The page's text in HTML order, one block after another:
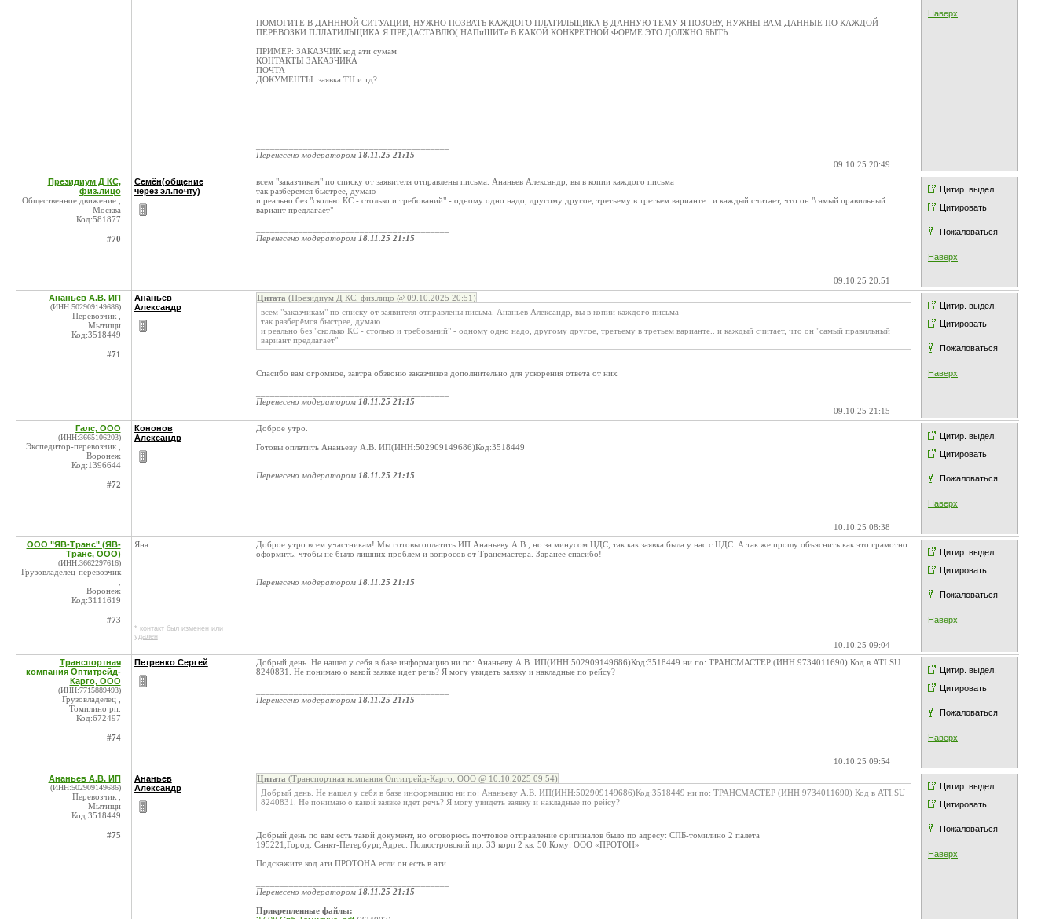
Наверх
ПОМОГИТЕ В ДАНННОЙ СИТУАЦИИ, НУЖНО ПОЗВАТЬ КАЖДОГО ПЛАТИЛЬЩИКА В ДАННУЮ ТЕМУ Я ПОЗОВУ, НУЖНЫ ВАМ ДАННЫЕ ПО КАЖДОЙ
ПЕРЕВОЗКИ ПЛЛАТИЛЬЩИКА Я ПРЕДАСТАВЛЮ( НАПиШИТе В КАКОЙ КОНКРЕТНОЙ ФОРМЕ ЭТО ДОЛЖНО БЫТЬ
ПРИМЕР: ЗАКАЗЧИК код ати сумам
КОНТАКТЫ ЗАКАЗЧИКА
ПОЧТА
ДОКУМЕНТЫ: заявка ТН и тд?
Перенесено модератором 18.11.25 21:15
09.10.25 20:49
Цитир. выдел.
Цитировать
Пожаловаться
Наверх
Президиум Д КС,
физ.лицо
Общественное движение ,
Москва
Код:581877
#70
Семён(общение
через эл.почту)
всем "заказчикам" по списку от заявителя отправлены письма. Ананьев Александр, вы в копии каждого письма
так разберёмся быстрее, думаю
и реально без "сколько КС - столько и требований" - одному одно надо, другому другое, третьему в третьем варианте.. и каждый считает, что он "самый правильный
вариант предлагает"
Перенесено модератором 18.11.25 21:15
09.10.25 20:51
Цитир. выдел.
Цитировать
Пожаловаться
Наверх
Ананьев А.В. ИП
(ИНН:502909149686)
Перевозчик ,
Мытищи
Код:3518449
#71
Ананьев
Александр
Цитата (Президиум Д КС, физ.лицо @ 09.10.2025 20:51)
всем "заказчикам" по списку от заявителя отправлены письма. Ананьев Александр, вы в копии каждого письма
так разберёмся быстрее, думаю
и реально без "сколько КС - столько и требований" - одному одно надо, другому другое, третьему в третьем варианте.. и каждый считает, что он "самый правильный
вариант предлагает"
Спасибо вам огромное, завтра обзвоню заказчиков дополнительно для ускорения ответа от них
Перенесено модератором 18.11.25 21:15
09.10.25 21:15
Цитир. выдел.
Цитировать
Пожаловаться
Наверх
Галс, ООО
(ИНН:3665106203)
Экспедитор-перевозчик ,
Воронеж
Код:1396644
#72
Кононов
Александр
Доброе утро.
Готовы оплатить Ананьеву А.В. ИП(ИНН:502909149686)Код:3518449
Перенесено модератором 18.11.25 21:15
10.10.25 08:38
Цитир. выдел.
Цитировать
Пожаловаться
Наверх
ООО "ЯВ-Транс" (ЯВ-
Транс, ООО)
(ИНН:3662297616)
Грузовладелец-перевозчик
Воронеж
Код:3111619
#73
Яна
* контакт был изменен или
удален
Доброе утро всем участникам! Мы готовы оплатить ИП Ананьеву А.В., но за минусом НДС, так как заявка была у нас с НДС. А так же прошу объяснить как это грамотно
оформить, чтобы не было лишних проблем и вопросов от Трансмастера. Заранее спасибо!
Перенесено модератором 18.11.25 21:15
10.10.25 09:04
Цитир. выдел.
Цитировать
Пожаловаться
Наверх
Транспортная
компания Оптитрейд-
Карго, ООО
(ИНН:7715889493)
Грузовладелец ,
Томилино рп.
Код:672497
#74
Петренко Сергей
Добрый день. Не нашел у себя в базе информацию ни по: Ананьеву А.В. ИП(ИНН:502909149686)Код:3518449 ни по: ТРАНСМАСТЕР (ИНН 9734011690) Код в ATI.SU
8240831. Не понимаю о какой заявке идет речь? Я могу увидеть заявку и накладные по рейсу?
Перенесено модератором 18.11.25 21:15
10.10.25 09:54
Цитир. выдел.
Цитировать
Пожаловаться
Наверх
Ананьев А.В. ИП
(ИНН:502909149686)
Перевозчик ,
Мытищи
Код:3518449
#75
Ананьев
Александр
Цитата (Транспортная компания Оптитрейд-Карго, ООО @ 10.10.2025 09:54)
Добрый день. Не нашел у себя в базе информацию ни по: Ананьеву А.В. ИП(ИНН:502909149686)Код:3518449 ни по: ТРАНСМАСТЕР (ИНН 9734011690) Код в ATI.SU
8240831. Не понимаю о какой заявке идет речь? Я могу увидеть заявку и накладные по рейсу?
Добрый день по вам есть такой документ, но оговорюсь почтовое отправление оригиналов было по адресу: СПБ-томилино 2 палета
195221,Город: Санкт-Петербург,Адрес: Полюстровский пр. 33 корп 2 кв. 50.Кому: ООО «ПРОТОН»
Подскажите код ати ПРОТОНА если он есть в ати
Перенесено модератором 18.11.25 21:15
Прикрепленные файлы: